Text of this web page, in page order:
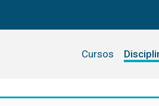
Cursos